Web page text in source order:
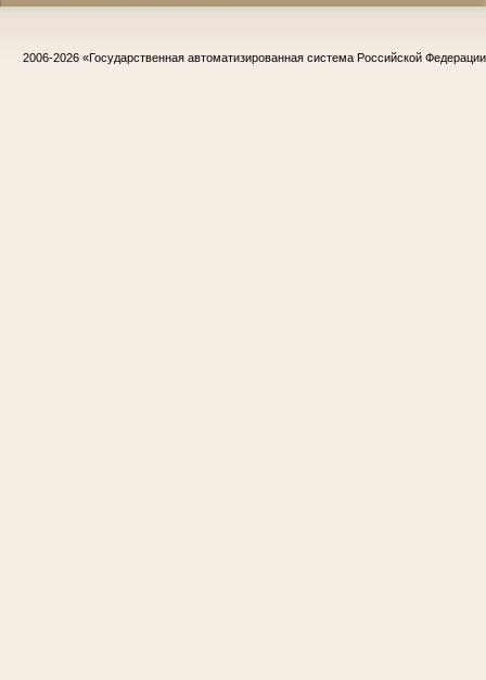
2006-2026 «Государственная автоматизированная система Российской